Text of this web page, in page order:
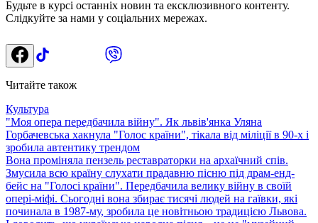
Будьте в курсі останніх новин та ексклюзивного контенту.
Слідкуйте за нами у соціальних мережах.
Читайте також
Культура
"Моя опера передбачила війну". Як львів'янка Уляна
Горбачевська хакнула "Голос країни", тікала від міліції в 90-х і
зробила автентику трендом
Вона проміняла пензель реставраторки на архаїчний спів.
Змусила всю країну слухати прадавню пісню під драм-енд-
бейс на "Голосі країни". Передбачила велику війну в своїй
опері-міфі. Сьогодні вона збирає тисячі людей на гаївки, які
починала в 1987-му, зробила це новітньою традицією Львова.